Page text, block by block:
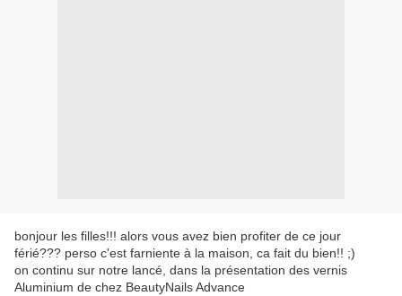
bonjour les filles!!! alors vous avez bien profiter de ce jour
férié??? perso c'est farniente à la maison, ca fait du bien!! ;)
on continu sur notre lancé, dans la présentation des vernis
Aluminium de chez BeautyNails Advance